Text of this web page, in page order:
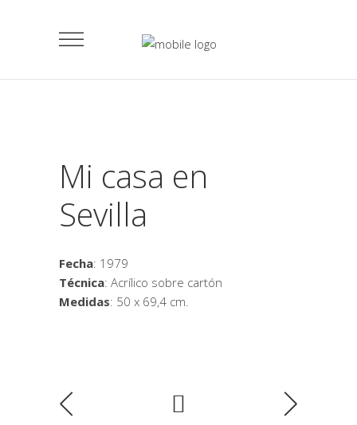
Mi casa en
Sevilla
Fecha: 1979
Técnica: Acrílico sobre cartón
Medidas: 50 x 69,4 cm.